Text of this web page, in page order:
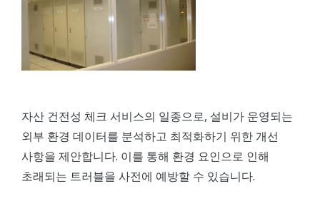
자산 건전성 체크 서비스의 일종으로, 설비가 운영되는
외부 환경 데이터를 분석하고 최적화하기 위한 개선
사항을 제안합니다. 이를 통해 환경 요인으로 인해
초래되는 트러블을 사전에 예방할 수 있습니다.